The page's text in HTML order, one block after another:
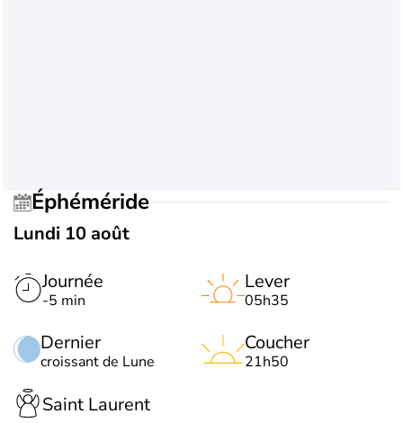
Éphéméride
Lundi 10 août
Journée
-5 min
Dernier
croissant de Lune
Lever
05h35
Coucher
21h50
Saint Laurent